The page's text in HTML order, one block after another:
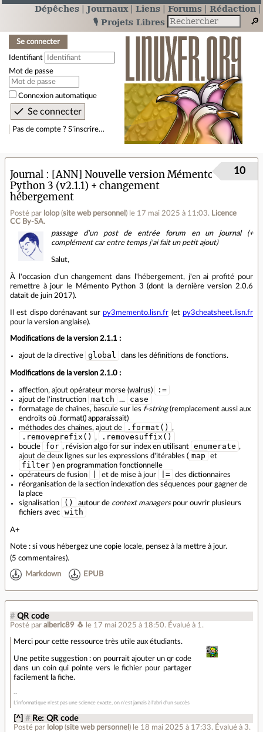
Dépêches Journaux Liens Forums
Rédaction
🎙️ Projets Libres
Se connecter
Identifiant
Mot de passe
Connexion automatique
Pas de compte ? S’inscrire…
Journal
[ANN] Nouvelle version Mémento
Python 3 (v2.1.1) + changement
hébergement
Posté par lolop(site web personnel ) le 17 mai 2025 à 11:03. Licence
CC By‑SA.
10
passage d'un post de entrée forum en un journal (+
complément car entre temps j'ai fait un petit ajout)
Salut,
À l'occasion d'un changement dans l'hébergement, j'en ai profité pour
remettre à jour le Mémento Python 3 (dont la dernière version 2.0.6
datait de juin 2017).
Il est dispo dorénavant sur py3memento.lisn.fr (et py3cheatsheet.lisn.fr
pour la version anglaise).
Modifications de la version 2.1.1 :
ajout de la directive global dans les définitions de fonctions.
Modifications de la version 2.1.0 :
affection, ajout opérateur morse (walrus) :=
ajout de l'instruction match … case
formatage de chaînes, bascule sur les f-string(remplacement aussi aux
endroits où .format() apparaissait)
méthodes des chaînes, ajout de
.format() ,
.removeprefix() , .removesuffix()
boucle for , révision algo for sur index en utilisant enumerate ,
ajout de deux lignes sur les expressions d'itérables ( map et
filter ) en programmation fonctionnelle
opérateurs de fusion
et de mise à jour |=
des dictionnaires
réorganisation de la section indexation des séquences pour gagner de
la place
signalisation
() autour de context managerspour ouvrir plusieurs
fichiers avec
with
A+
Note : si vous hébergez une copie locale, pensez à la mettre à jour.
(5 commentaires).
Markdown EPUB
# QR code
Posté par alberic89 🐧 le 17 mai 2025 à 18:50. Évalué à 1 .
Merci pour cette ressource très utile aux étudiants.
Une petite suggestion : on pourrait ajouter un qr code
dans un coin qui pointe vers le fichier pour partager
facilement la fiche.
L'informatique n'est pas une science exacte, on n'est jamais à l'abri d'un succès
[^] # Re: QR code
Posté par lolop(site web personnel ) le 18 mai 2025 à 17:33. Évalué à 3.